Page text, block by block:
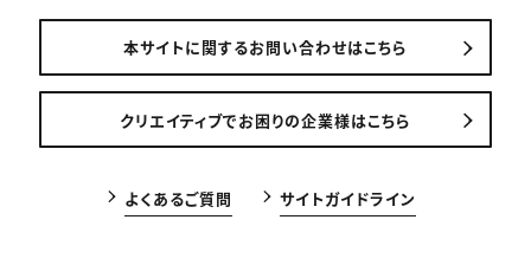
本サイトに関するお問い合わせはこちら
クリエイティブでお困りの企業様はこちら
よくあるご質問 サイトガイドライン